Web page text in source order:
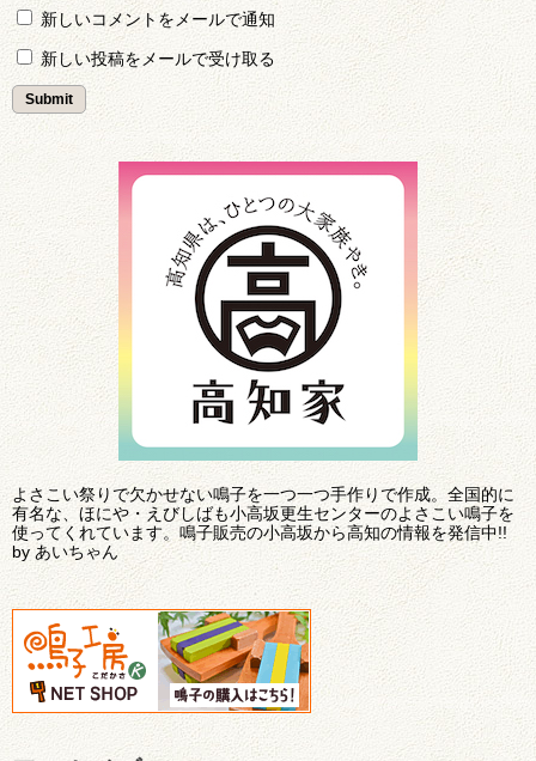
新しいコメントをメールで通知
新しい投稿をメールで受け取る
よさこい祭りで欠かせない鳴子を一つ一つ手作りで作成。全国的に
有名な、ほにや・えびしばも小高坂更生センターのよさこい鳴子を
使ってくれています。鳴子販売の小高坂から高知の情報を発信中!!
by あいちゃん